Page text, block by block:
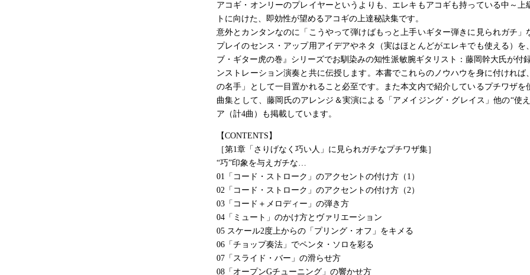
アコギ・オンリーのプレイヤーというよりも、エレキもアコギも持っている中～上
トに向けた、即効性が望めるアコギの上達秘訣集です。
意外とカンタンなのに「こうやって弾けばもっと上手いギター弾きに見られガチ」
プレイのセンス・アップ用アイデアやネタ（実はほとんどがエレキでも使える）を
ブ・ギター虎の巻』シリーズでお馴染みの知性派敏腕ギタリスト：藤岡幹大氏が付
ンストレーション演奏と共に伝授します。本書でこれらのノウハウを身に付ければ
の名手」として一目置かれること必至です。また本文内で紹介しているプチワザを
曲集として、藤岡氏のアレンジ＆実演による「アメイジング・グレイス」他の“使
ア（計4曲）も掲載しています。
【CONTENTS】
［第1章「さりげなく巧い人」に見られガチなプチワザ集］
“巧”印象を与えガチな…
01「コード・ストローク」のアクセントの付け方（1）
02「コード・ストローク」のアクセントの付け方（2）
03「コード＋メロディー」の弾き方
04「ミュート」のかけ方とヴァリエーション
05 スケール2度上からの「プリング・オフ」をキメる
06「チョップ奏法」でペンタ・ソロを彩る
07「スライド・バー」の滑らせ方
08「オープンGチューニング」の響かせ方